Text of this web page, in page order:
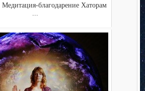
благодарение Хаторам